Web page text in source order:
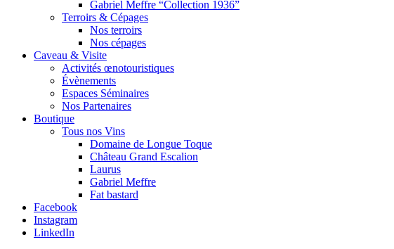
Gabriel Meffre “Collection 1936”
Terroirs & Cépages
Nos terroirs
Nos cépages
Caveau & Visite
Activités œnotouristiques
Évènements
Espaces Séminaires
Nos Partenaires
Boutique
Tous nos Vins
Domaine de Longue Toque
Château Grand Escalion
Laurus
Gabriel Meffre
Fat bastard
Facebook
Instagram
LinkedIn